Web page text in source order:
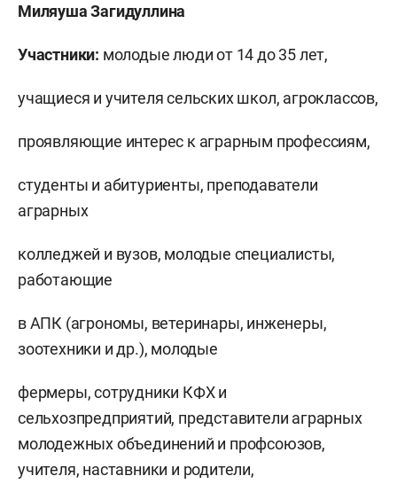
Миляуша Загидуллина
Участники: молодые люди от 14 до 35 лет,
учащиеся и учителя сельских школ, агроклассов,
проявляющие интерес к аграрным профессиям,
студенты и абитуриенты, преподаватели
аграрных
колледжей и вузов, молодые специалисты,
работающие
в АПК (агрономы, ветеринары, инженеры,
зоотехники и др.), молодые
фермеры, сотрудники КФХ и
сельхозпредприятий, представители аграрных
молодежных объединений и профсоюзов,
учителя, наставники и родители,